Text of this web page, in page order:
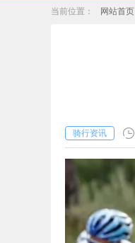
当前位置： 网站首页
骑行资讯